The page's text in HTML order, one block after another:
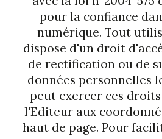
pour la confiance
numérique. Tout
dispose d'un droit
de rectification ou de
données personnelles
peut exercer ces
l'Editeur aux
haut de page. Pour